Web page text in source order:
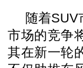
随着SUV
市场的竞争
其在新一轮